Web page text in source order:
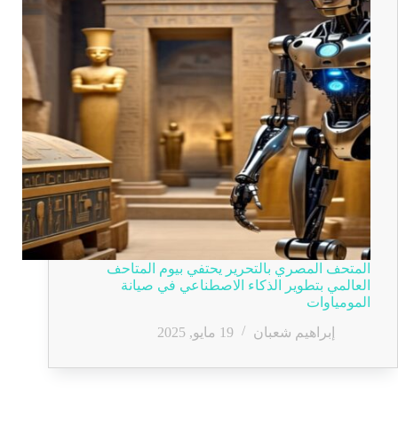
المتحف المصري بالتحرير يحتفي بيوم المتاحف
العالمي بتطوير الذكاء الاصطناعي في صيانة
المومياوات
إبراهيم شعبان
19 مايو, 2025